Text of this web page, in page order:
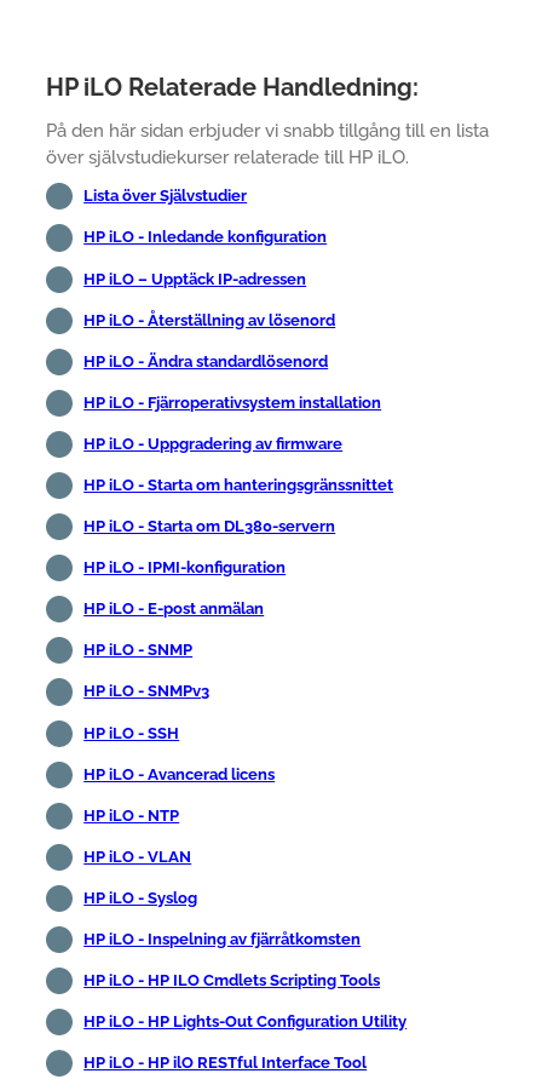
HP iLO Relaterade Handledning:
På den här sidan erbjuder vi snabb tillgång till en lista
över självstudiekurser relaterade till HP iLO.
Lista över Självstudier
HP iLO - Inledande konfiguration
HP iLO – Upptäck IP-adressen
HP iLO - Återställning av lösenord
HP iLO - Ändra standardlösenord
HP iLO - Fjärroperativsystem installation
HP iLO - Uppgradering av firmware
HP iLO - Starta om hanteringsgränssnittet
HP iLO - Starta om DL380-servern
HP iLO - IPMI-konfiguration
HP iLO - E-post anmälan
HP iLO - SNMP
HP iLO - SNMPv3
HP iLO - SSH
HP iLO - Avancerad licens
HP iLO - NTP
HP iLO - VLAN
HP iLO - Syslog
HP iLO - Inspelning av fjärråtkomsten
HP iLO - HP ILO Cmdlets Scripting Tools
HP iLO - HP Lights-Out Configuration Utility
HP iLO - HP ilO RESTful Interface Tool